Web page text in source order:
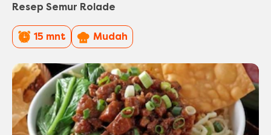
Resep Semur Rolade
PreparationTime
15 mnt Difficulty
Mudah